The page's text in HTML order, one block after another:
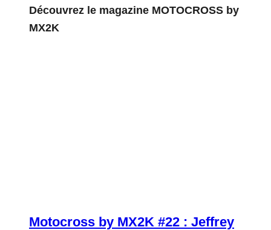
Découvrez le magazine MOTOCROSS by
MX2K
Motocross by MX2K #22 : Jeffrey